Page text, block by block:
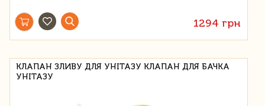
1294 грн
КЛАПАН ЗЛИВУ ДЛЯ УНІТАЗУ КЛАПАН ДЛЯ БАЧКА
УНІТАЗУ